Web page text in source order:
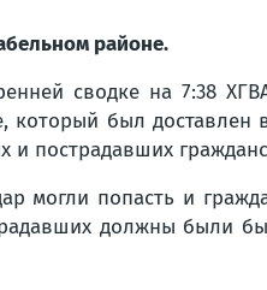
районе.
сводке на 7:38
который был
и пострадавших
могли попасть и
должны были